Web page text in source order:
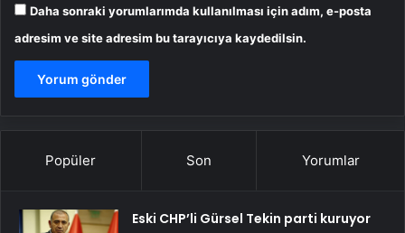
Daha sonraki yorumlarımda kullanılması için adım, e-posta
adresim ve site adresim bu tarayıcıya kaydedilsin.
Popüler Son Yorumlar
Eski CHP’li Gürsel Tekin parti kuruyor